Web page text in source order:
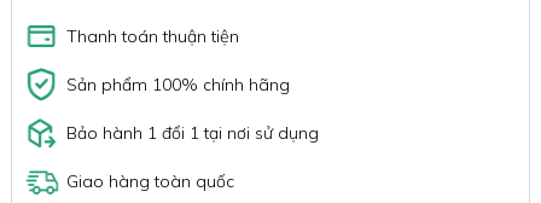
Thanh toán thuận tiện
Sản phẩm 100% chính hãng
Bảo hành 1 đổi 1 tại nơi sử dụng
Giao hàng toàn quốc